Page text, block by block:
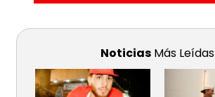
Noticias Más Leídas